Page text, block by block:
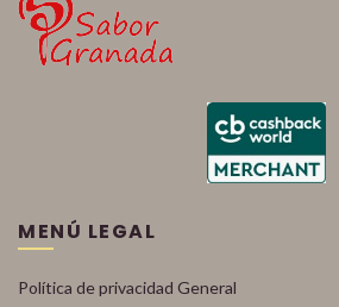
MENÚ LEGAL
Política de privacidad General